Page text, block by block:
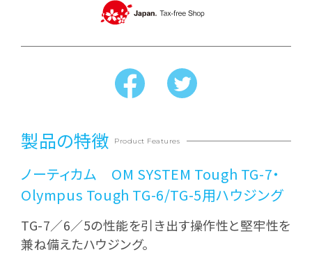
製品の特徴 Product Features
ノーティカム OM SYSTEM Tough TG-7・
Olympus Tough TG-6/TG-5用ハウジング
TG-7／6／5の性能を引き出す操作性と堅牢性を
兼ね備えたハウジング。